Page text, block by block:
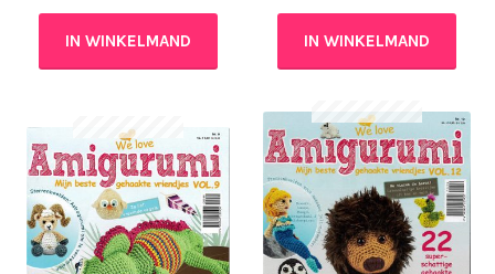
IN WINKELMAND IN WINKELMAND